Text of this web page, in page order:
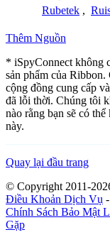
Rubetek ,
Thêm Nguồn
* iSpyConnect không
sản phẩm của
cộng đồng cung cấp
đã lỗi thời. Chúng tôi
nào rằng bạn sẽ có
này.
Quay lại đầu trang
© Copyright 2011-
Điều Khoản Dịch Vụ -
Chính Sách Bảo Mật
Gặp